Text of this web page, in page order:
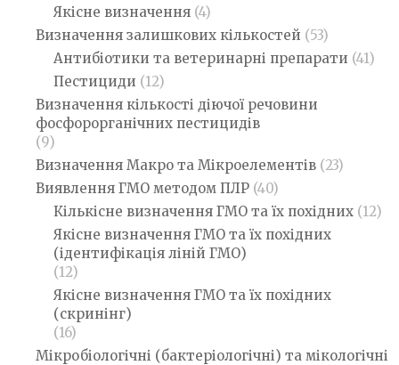
Якісне визначення (4)
Визначення залишкових кількостей (53)
Антибіотики та ветеринарні препарати (41)
Пестициди (12)
Визначення кількості діючої речовини
фосфорорганічних пестицидів
(9)
Визначення Макро та Мікроелементів (23)
Виявлення ГМО методом ПЛР (40)
Кількісне визначення ГМО та їх похідних (12)
Якісне визначення ГМО та їх похідних
(ідентифікація ліній ГМО)
(12)
Якісне визначення ГМО та їх похідних
(скринінг)
(16)
Мікробіологічні (бактеріологічні) та мікологічні